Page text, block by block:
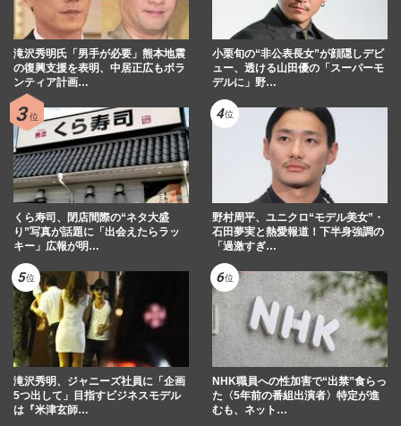
滝沢秀明氏「男手が必要」熊本地震
の復興支援を表明、中居正広もボラ
ンティア計画…
小栗旬の“非公表長女”が顔隠しデビ
ュー、透ける山田優の「スーパーモ
デルに」野…
くら寿司、閉店間際の“ネタ大盛
り”写真が話題に「出会えたらラッ
キー」広報が明…
野村周平、ユニクロ“モデル美女”・
石田夢実と熱愛報道！下半身強調の
「過激すぎ…
滝沢秀明、ジャニーズ社員に「企画
5つ出して」目指すビジネスモデル
は『米津玄師…
NHK職員への性加害で“出禁”食らっ
た〈5年前の番組出演者〉特定が進
むも、ネット…